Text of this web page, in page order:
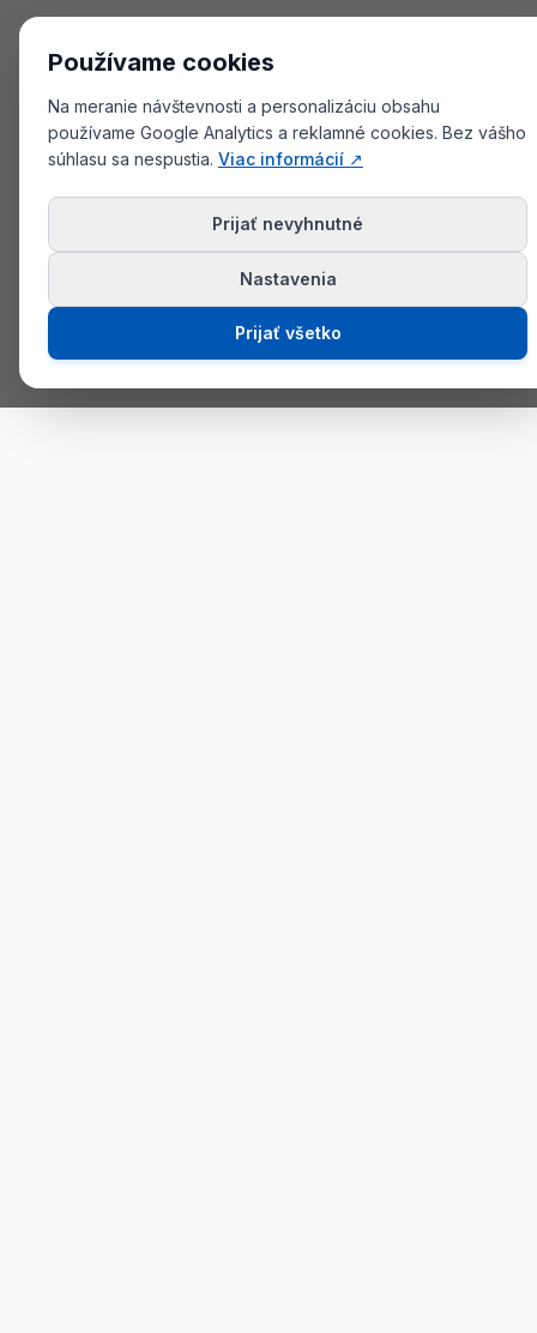
Používame cookies
Na meranie návštevnosti a personalizáciu obsahu
používame Google Analytics a reklamné cookies. Bez vášho
súhlasu sa nespustia. Viac informácií ↗
Prijať nevyhnutné
Nastavenia
Prijať všetko